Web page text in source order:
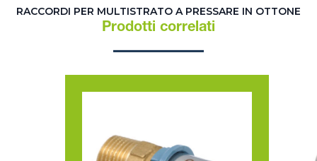
RACCORDI PER MULTISTRATO A PRESSARE IN OTTONE
Prodotti correlati